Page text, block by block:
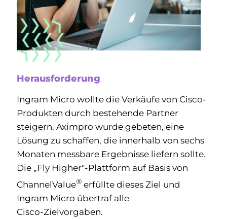
Herausforderung
Ingram Micro wollte die Verkäufe von Cisco-
Produkten durch bestehende Partner
steigern. Aximpro wurde gebeten, eine
Lösung zu schaffen, die innerhalb von sechs
Monaten messbare Ergebnisse liefern sollte.
Die „Fly Higher"‑Plattform auf Basis von
ChannelValue® erfüllte dieses Ziel und
Ingram Micro übertraf alle
Cisco‑Zielvorgaben.